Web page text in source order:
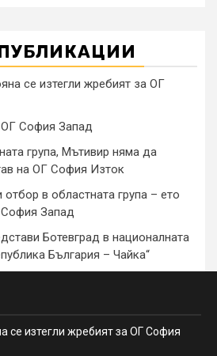
се изтегли жребият за ОГ
ОГ София Запад
група, Мътивир няма да
на ОГ София Изток
отбор в областната група – ето
Запад
Ботевград в националната
България – Чайка“
се изтегли жребият за ОГ София